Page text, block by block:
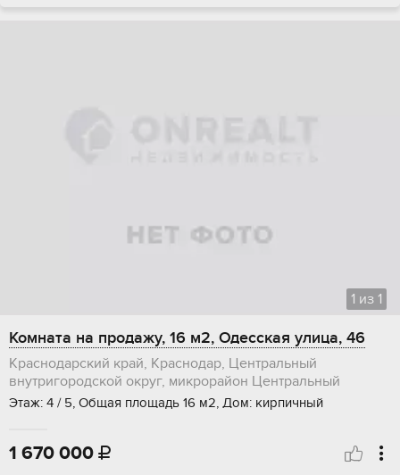
1 из 1
Комната на продажу, 16 м2, Одесская улица, 46
Краснодарский край, Краснодар, Центральный
внутригородской округ, микрорайон Центральный
Этаж: 4 / 5, Общая площадь 16 м2, Дом: кирпичный
1 670 000 